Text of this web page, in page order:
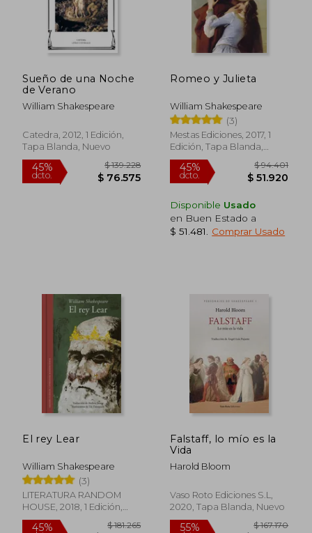
45%
dcto.
$ 98.186
$ 54.002
55%
dcto.
$
$
55%
dcto.
$ 82.346
$ 37.056
45%
dcto.
$
$
Sueño de una Noche
de Verano
William Shakespeare
Catedra, 2012, 1 Edición,
Tapa Blanda, Nuevo
Romeo y Julieta
William Shakespeare
(3)
Mestas Ediciones, 2017, 1
Edición, Tapa Blanda,
Nuevo
Disponible Usado
en Buen Estado a
$ 51.481
Comprar Usado
El rey Lear
William Shakespeare
(3)
LITERATURA RANDOM
HOUSE, 2018, 1 Edición,
Tapa Dura, Nuevo
Falstaff, lo mío es la
Vida
Harold Bloom
Vaso Roto Ediciones S.L,
2020, Tapa Blanda, Nuevo